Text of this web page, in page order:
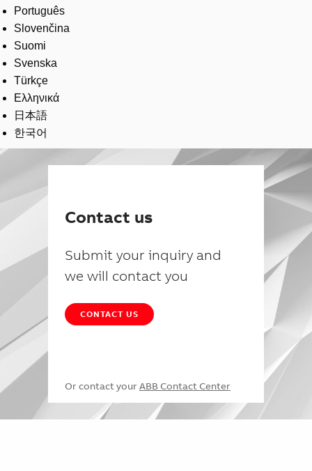
Português
Slovenčina
Suomi
Svenska
Türkçe
Ελληνικά
日本語
한국어
Contact us
Submit your inquiry and
we will contact you
CONTACT US
Or contact your ABB Contact Center